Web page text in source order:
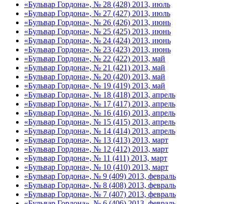
«Бульвар Гордона», № 28 (428) 2013, июль
«Бульвар Гордона», № 27 (427) 2013, июль
«Бульвар Гордона», № 26 (426) 2013, июнь
«Бульвар Гордона», № 25 (425) 2013, июнь
«Бульвар Гордона», № 24 (424) 2013, июнь
«Бульвар Гордона», № 23 (423) 2013, июнь
«Бульвар Гордона», № 22 (422) 2013, май
«Бульвар Гордона», № 21 (421) 2013, май
«Бульвар Гордона», № 20 (420) 2013, май
«Бульвар Гордона», № 19 (419) 2013, май
«Бульвар Гордона», № 18 (418) 2013, апрель
«Бульвар Гордона», № 17 (417) 2013, апрель
«Бульвар Гордона», № 16 (416) 2013, апрель
«Бульвар Гордона», № 15 (415) 2013, апрель
«Бульвар Гордона», № 14 (414) 2013, апрель
«Бульвар Гордона», № 13 (413) 2013, март
«Бульвар Гордона», № 12 (412) 2013, март
«Бульвар Гордона», № 11 (411) 2013, март
«Бульвар Гордона», № 10 (410) 2013, март
«Бульвар Гордона», № 9 (409) 2013, февраль
«Бульвар Гордона», № 8 (408) 2013, февраль
«Бульвар Гордона», № 7 (407) 2013, февраль